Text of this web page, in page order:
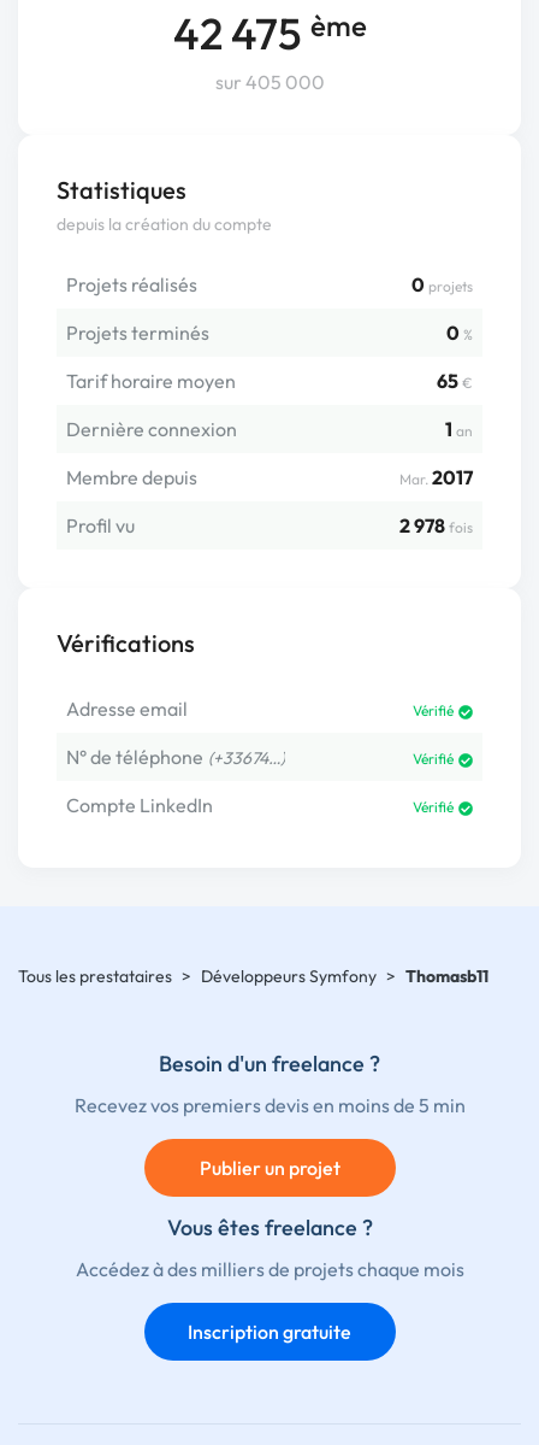
42 475 ème
sur 405 000
Statistiques
depuis la création du compte
Projets réalisés 0 projets
Projets terminés 0 %
Tarif horaire moyen 65 €
Dernière connexion 1 an
Membre depuis Mar. 2017
Profil vu
2 978 fois
Vérifications
Adresse email Vérifié
N° de téléphone (+33674…) Vérifié
Compte LinkedIn Vérifié
Tous les prestataires > Développeurs Symfony > Thomasb11
Besoin d'un freelance ?
Recevez vos premiers devis en moins de 5 min
Publier un projet
Vous êtes freelance ?
Accédez à des milliers de projets chaque mois
Inscription gratuite